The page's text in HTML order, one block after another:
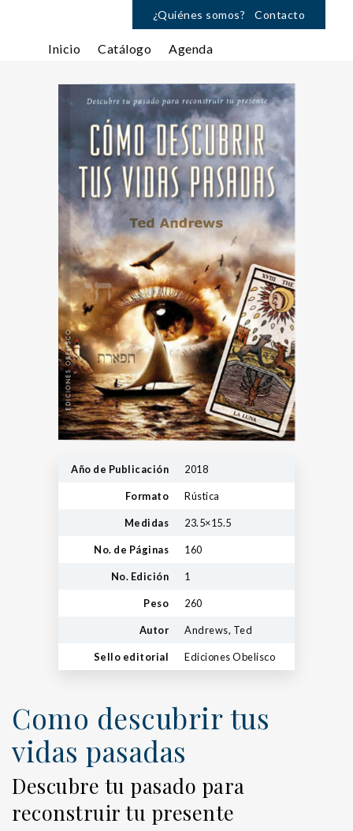
¿Quiénes somos? Contacto
Inicio Catálogo Agenda
Año de Publicación 2018
Formato Rústica
Medidas 23.5×15.5
No. de Páginas 160
No. Edición 1
Peso 260
Autor Andrews, Ted
Sello editorial Ediciones Obelisco
Como descubrir tus
vidas pasadas
Descubre tu pasado para
reconstruir tu presente